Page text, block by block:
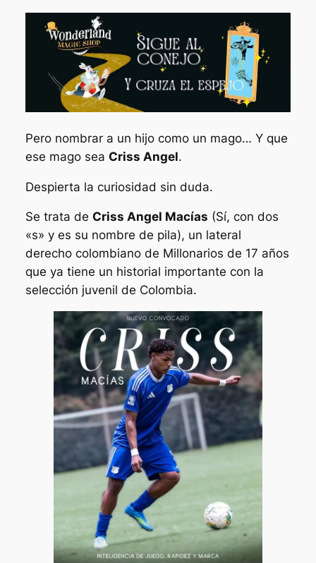
Pero nombrar a un hijo como un mago… Y que
ese mago sea Criss Angel.
Despierta la curiosidad sin duda.
Se trata de Criss Angel Macías (Sí, con dos
«s» y es su nombre de pila), un lateral
derecho colombiano de Millonarios de 17 años
que ya tiene un historial importante con la
selección juvenil de Colombia.